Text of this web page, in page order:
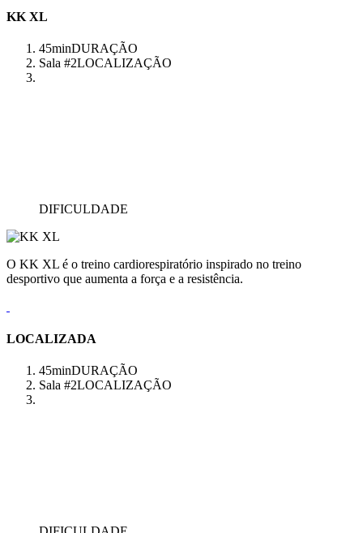
KK XL
45minDURAÇÃO
Sala #2LOCALIZAÇÃO
DIFICULDADE
O KK XL é o treino cardiorespiratório inspirado no treino
desportivo que aumenta a força e a resistência.
LOCALIZADA
45minDURAÇÃO
Sala #2LOCALIZAÇÃO